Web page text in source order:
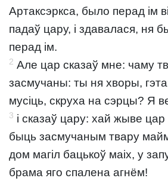
Артаксэркса, было перад ім
падаў цару, і здавалася, ня
перад ім.
2 Але цар сказаў мне: чаму
засмучаны: ты ня хворы,
мусіць, скруха на сэрцы? Я
3 і сказаў цару: хай жыве цар
быць засмучаным твару
дом магіл бацькоў маіх, у
брама яго спалена агнём!